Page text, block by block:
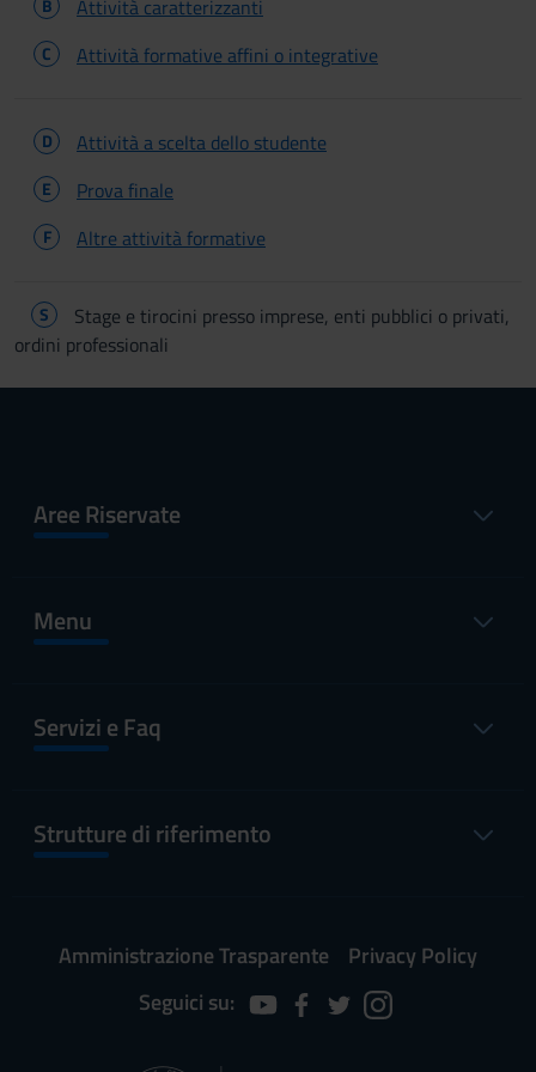
B Attività caratterizzanti
C Attività formative affini o integrative
D Attività a scelta dello studente
E Prova finale
F Altre attività formative
S
Stage e tirocini presso imprese, enti pubblici o privati,
ordini professionali
Aree Riservate
Menu
Servizi e Faq
Strutture di riferimento
Amministrazione Trasparente
Privacy Policy
Seguici su: